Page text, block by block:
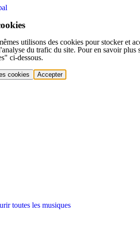
utilisons des cookies pour stocker et
du trafic du site. Pour en savoir
ci-dessous.
cookies Accepter
toutes les musiques